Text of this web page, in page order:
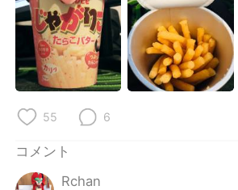
55 6
コメント
Rchan